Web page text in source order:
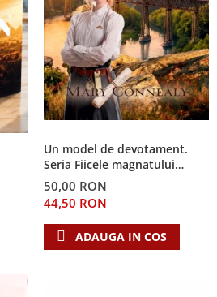
Un model de devotament.
Seria Fiicele magnatului
forestier 3
50,00 RON
44,50 RON
ADAUGA IN COS